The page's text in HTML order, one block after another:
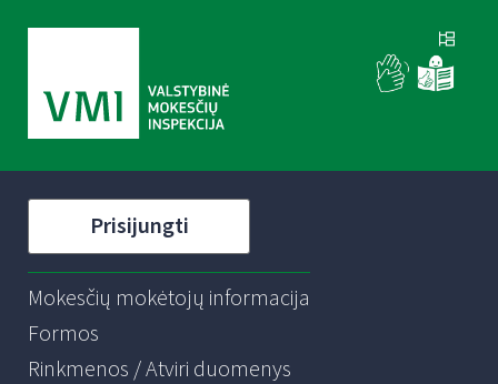
Prisijungti
Mokesčių mokėtojų informacija
Formos
Rinkmenos / Atviri duomenys